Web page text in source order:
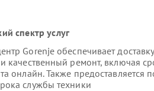
спектр услуг
Gorenje обеспечивает
качественный ремонт, включая
онлайн. Также предоставляется
службы техники